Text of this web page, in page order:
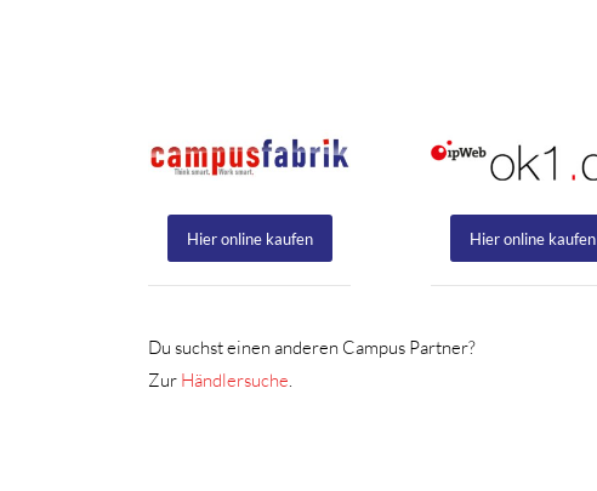
Hier online kaufen Hier online kaufen
Du suchst einen anderen Campus Partner?
Zur Händlersuche.